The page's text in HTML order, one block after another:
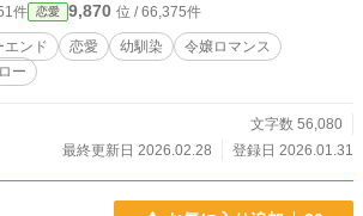
件 恋愛 9,870 位 / 66,375件
エンド 恋愛 幼馴染
令嬢ロマンス
ー
文字数 56,080
最終更新日 2026.02.28
登録日 2026.01.31